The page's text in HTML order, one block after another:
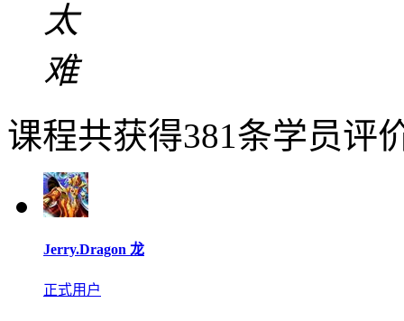
太
难
课程共获得381条学员评
Jerry.Dragon 龙
正式用户